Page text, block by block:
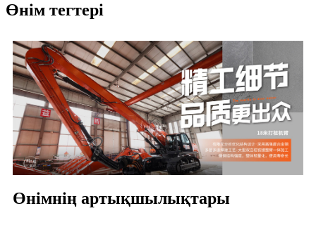
Өнім тегтері
Өнімнің артықшылықтары